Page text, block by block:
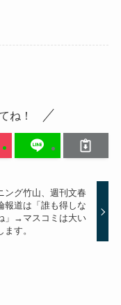
ね！
ング竹山、週刊文春
報道は「誰も得しな
」→マスコミは大い
ます。